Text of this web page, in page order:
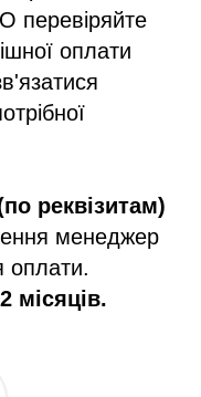
перевіряйте
оплати
реквізитам)
менеджер
оплати.
місяців.